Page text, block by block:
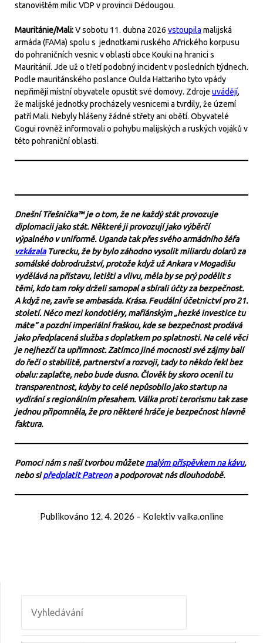
stanovištěm milic VDP v provincii Dédougou.
Mauritánie/Mali:V sobotu 11. dubna 2026 vstoupila malijská
armáda (FAMa) spolu s jednotkami ruského Afrického korpusu
do pohraničních vesnic v oblasti obce Kouki na hranici s
Mauritánií. Jde už o třetí podobný incident v posledních týdnech.
Podle mauritánského poslance Oulda Hattariho tyto vpády
nepřimějí místní obyvatele opustit své domovy. Zdroje uvádějí,
že malijské jednotky procházely vesnicemi a tvrdily, že území
patří Mali. Nebyly hlášeny žádné střety ani obětí. Obyvatelé
Gogui rovněž informovali o pohybu malijských a ruských vojáků v
této pohraniční oblasti.
Dnešní Třešnička™ je o tom, že ne každý stát provozuje
diplomacii jako stát. Některé ji provozují jako výběrčí
výpalného v uniformě. Uganda tak přes svého armádního šéfa
vzkázalaTurecku, že by bylo záhodno vysolit miliardu dolarů za
somálské dobrodružství, protože když už Ankara v Mogadišu
vydělává na přístavu, letišti a vlivu, měla by se prý podělit s
těmi, kdo tam roky drželi samopal a sbírali účty za bezpečnost.
A když ne, zavře se ambasáda. Krása. Feudální účetnictví pro 21.
století. Něco mezi kondotiéry, mafiánským „hezké investice tu
máte“ a pozdní imperiální fraškou, kde se bezpečnost prodává
jako předplacená služba s doplatkem po splatnosti. Na celé věci
je nejhezčí ta upřímnost. Zatímco jiné mocnosti své zájmy balí
do řečí o stabilitě, partnerství a rozvoji, tady to někdo řekl bez
obalu: zaplaťte, nebo bude dusno. Člověk by skoro ocenil tu
transparentnost, kdyby to celé nepůsobilo jako startup na
vydírání s regionálním přesahem. Válka proti terorismu tak zase
jednou připomněla, že pro některé hráče je bezpečnost hlavně
faktura.
Pomoci nám s naší tvorbou můžetemalým příspěvkem na kávu,
nebo sipředplatit Patreona podporovat nás dlouhodobě.
Publikováno 12. 4. 2026 – Kolektiv valka.online